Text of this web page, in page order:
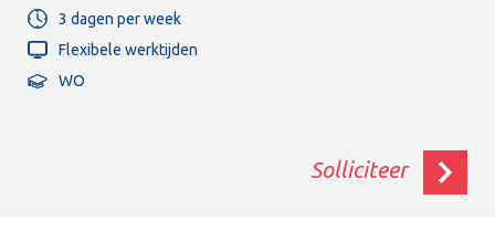
3 dagen per week
Flexibele werktijden
WO
Solliciteer